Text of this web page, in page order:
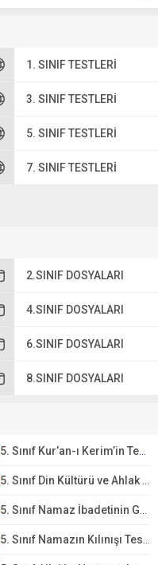
1. SINIF TESTLERI
3. SINIF TESTLERI
5. SINIF TESTLERI
7. SINIF TESTLERI
2.SINIF DOSYALARI
4.SINIF DOSYALARI
6.SINIF DOSYALARI
8.SINIF DOSYALARI
5. Sınıf Kur’an-ı Kerim’in Temel Özellikleri ve Önemi Testi – Online Çöz
5. Sınıf Din Kültürü ve Ahlak Bilgisi 2. Ünite: Namaz İbadeti Çalışmaları
5. Sınıf Namaz İbadetinin Getirdiği Faydalar Testi
5. Sınıf Namazın Kılınışı Testi – Online Çöz